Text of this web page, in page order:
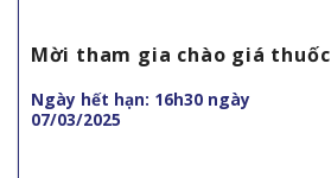
Mời tham gia chào giá thuốc
Ngày hết hạn: 16h30 ngày
07/03/2025